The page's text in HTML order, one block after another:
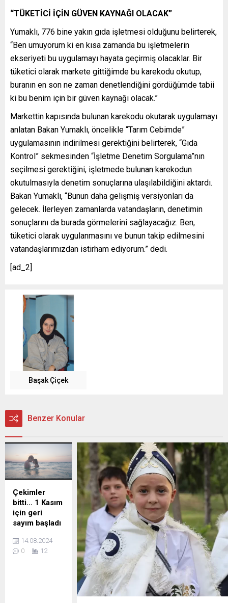
“TÜKETİCİ İÇİN GÜVEN KAYNAĞI OLACAK”
Yumaklı, 776 bine yakın gıda işletmesi olduğunu belirterek,
“Ben umuyorum ki en kısa zamanda bu işletmelerin
ekseriyeti bu uygulamayı hayata geçirmiş olacaklar. Bir
tüketici olarak markete gittiğimde bu karekodu okutup,
buranın en son ne zaman denetlendiğini gördüğümde tabii
ki bu benim için bir güven kaynağı olacak.”
Markettin kapısında bulunan karekodu okutarak uygulamayı
anlatan Bakan Yumaklı, öncelikle “Tarım Cebimde”
uygulamasının indirilmesi gerektiğini belirterek, “Gıda
Kontrol” sekmesinden “İşletme Denetim Sorgulama”nın
seçilmesi gerektiğini, işletmede bulunan karekodun
okutulmasıyla denetim sonuçlarına ulaşılabildiğini aktardı.
Bakan Yumaklı, “Bunun daha gelişmiş versiyonları da
gelecek. İlerleyen zamanlarda vatandaşların, denetimin
sonuçlarını da burada görmelerini sağlayacağız. Ben,
tüketici olarak uygulanmasını ve bunun takip edilmesini
vatandaşlarımızdan istirham ediyorum.” dedi.
[ad_2]
Başak Çiçek
Benzer Konular
Çekimler
bitti… 1 Kasım
için geri
sayım başladı
Derya Pınar Ak
ve Ahmet
14.08.2024
0
12